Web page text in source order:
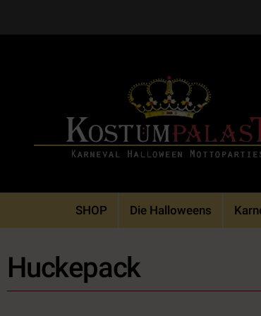
SHOP Die Halloweens
Huckepack